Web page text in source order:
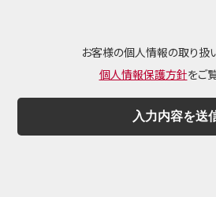
お客様の個人情報の取り扱
個人情報保護方針をご